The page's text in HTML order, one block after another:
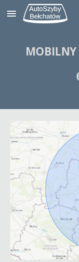
Skip to main content
MOBILNY